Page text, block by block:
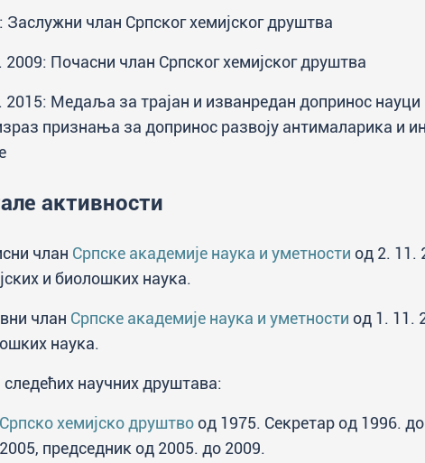
Заслужни члан Српског хемијског друштва
2009: Почасни члан Српског хемијског друштва
2015: Медаља за трајан и изванредан допринос науци
признања за допринос развоју антималарика и
активности
члан Српске академије наука и уметности од 2. 11.
и биолошких наука.
члан Српске академије наука и уметности од 1. 11.
наука.
научних друштава:
Српско хемијско друштвоод 1975. Секретар од 1996.
2005, председник од 2005. до 2009.